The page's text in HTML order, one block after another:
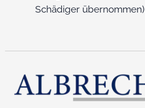
Schädiger übernommen)